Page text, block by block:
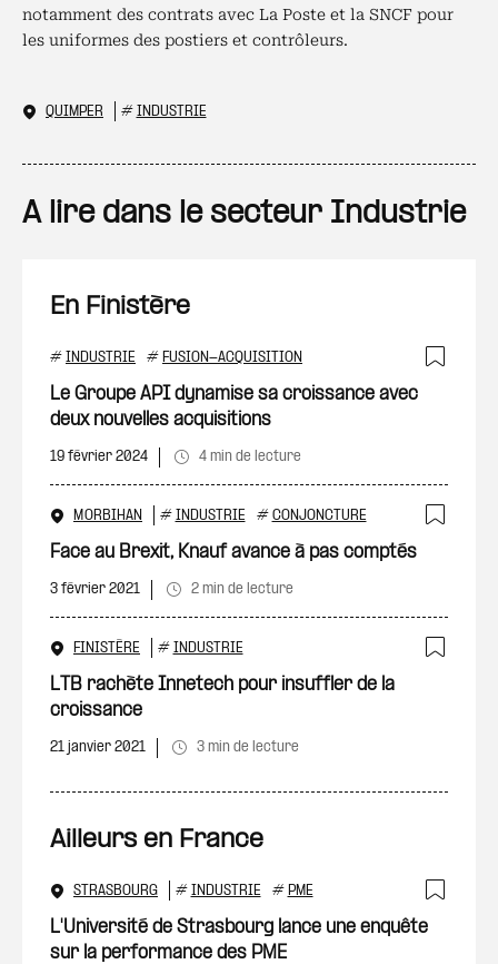
notamment des contrats avec La Poste et la SNCF pour
les uniformes des postiers et contrôleurs.
QUIMPER # INDUSTRIE
A lire dans le secteur Industrie
En Finistère
# INDUSTRIE # FUSION-ACQUISITION
Le Groupe API dynamise sa croissance avec
deux nouvelles acquisitions
19 février 2024 4 min de lecture
MORBIHAN # INDUSTRIE # CONJONCTURE
Face au Brexit, Knauf avance à pas comptés
3 février 2021 2 min de lecture
FINISTÈRE # INDUSTRIE
LTB rachète Innetech pour insuffler de la
croissance
21 janvier 2021 3 min de lecture
Ailleurs en France
STRASBOURG # INDUSTRIE # PME
L'Université de Strasbourg lance une enquête
sur la performance des PME